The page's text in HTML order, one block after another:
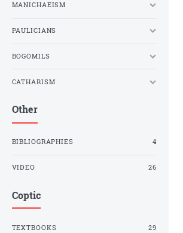
MANICHAEISM
PAULICIANS
BOGOMILS
CATHARISM
Other
BIBLIOGRAPHIES 4
VIDEO 26
Coptic
TEXTBOOKS 29